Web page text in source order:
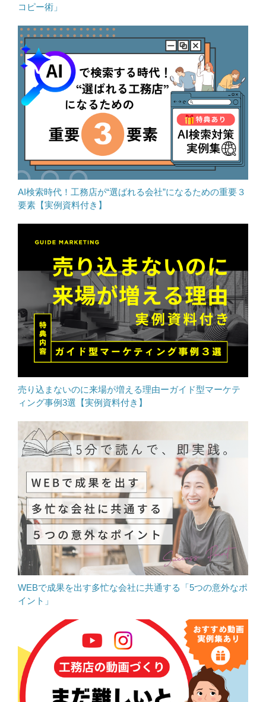
コピー術」
AI検索時代！工務店が“選ばれる会社”になるための重要３
要素【実例資料付き】
売り込まないのに来場が増える理由ーガイド型マーケテ
ィング事例3選【実例資料付き】
WEBで成果を出す多忙な会社に共通する「5つの意外なポ
イント」